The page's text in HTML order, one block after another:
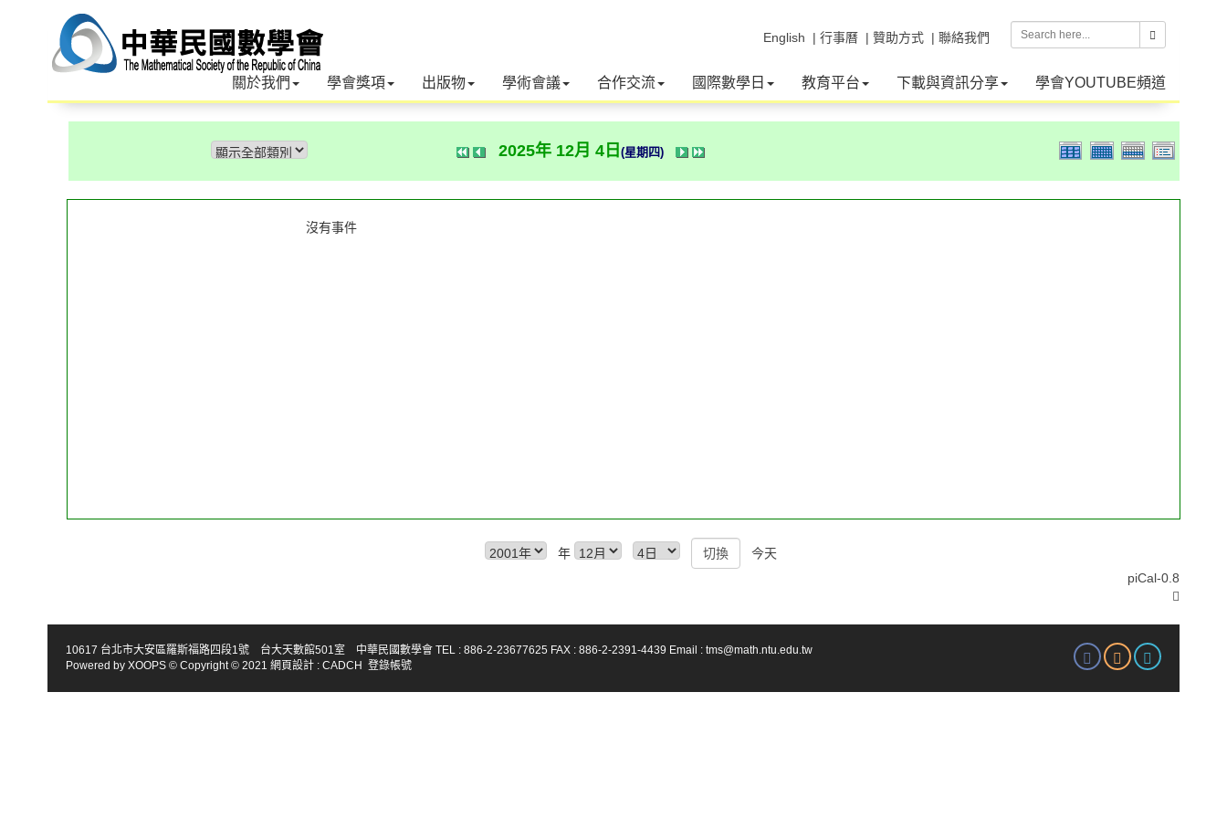
| 聯絡我們
| 贊助方式
| 行事曆
English
關於我們 學會獎項 出版物 學術會議 合作交流 國際數學日 教育平台 下載與資訊分享 學會YOUTUBE頻道
2025年 12月 4日 (星期四)
沒有事件
年
今天
piCal-0.8
10617 台北市大安區羅斯福路四段1號 台大天數館501室 中華民國數學會 TEL : 886-2-23677625 FAX : 886-2-2391-4439 Email : tms@math.ntu.edu.tw
Powered by XOOPS © Copyright © 2021 網頁設計 : CADCH 登錄帳號